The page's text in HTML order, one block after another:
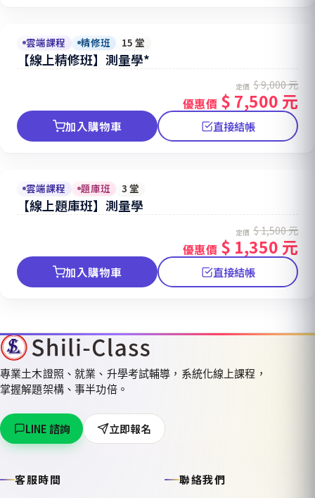
雲端課程 精修班 15 堂
【線上精修班】測量學*
定價 $ 9,000 元
優惠價 $ 7,500 元
加入購物車 直接結帳
雲端課程 題庫班 3 堂
【線上題庫班】測量學
定價 $ 1,500 元
優惠價 $ 1,350 元
加入購物車 直接結帳
專業土木證照、就業、升學考試輔導，系統化線上課程，
掌握解題架構、事半功倍。
LINE 諮詢 立即報名
客服時間 聯絡我們